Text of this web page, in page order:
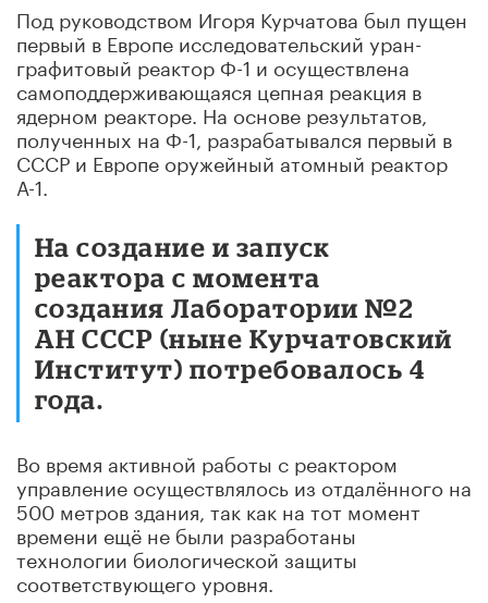
Под руководством Игоря Курчатова был пущен
первый в Европе исследовательский уран-
графитовый реактор Ф-1 и осуществлена
самоподдерживающаяся цепная реакция в
ядерном реакторе. На основе результатов,
полученных на Ф-1, разрабатывался первый в
СССР и Европе оружейный атомный реактор
А-1.
На создание и запуск
реактора с момента
создания Лаборатории №2
АН СССР (ныне Курчатовский
Институт) потребовалось 4
года.
Во время активной работы с реактором
управление осуществлялось из отдалённого на
500 метров здания, так как на тот момент
времени ещё не были разработаны
технологии биологической защиты
соответствующего уровня.